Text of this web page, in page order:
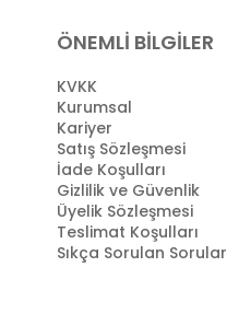
ÖNEMLİ BİLGİLER
KVKK
Kurumsal
Kariyer
Satış Sözleşmesi
İade Koşulları
Gizlilik ve Güvenlik
Üyelik Sözleşmesi
Teslimat Koşulları
Sıkça Sorulan Sorular